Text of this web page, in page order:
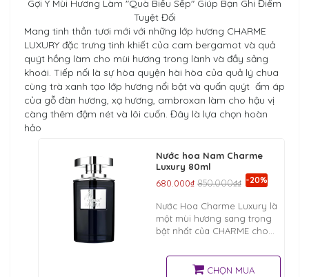
Gợi Ý Mùi Hương Làm "Quà Biếu Sếp" Giúp Bạn Ghi Điểm
Tuyệt Đối
Mang tinh thần tươi mới với những lớp hương CHARME
LUXURY đặc trưng tinh khiết của cam bergamot và quả
quýt hồng làm cho mùi hương trong lành và đầy sảng
khoái. Tiếp nối là sự hòa quyện hài hòa của quả lý chua
cùng trà xanh tạo lớp hương nổi bật và quấn quýt ấm áp
của gỗ đàn hương, xạ hương, ambroxan làm cho hậu vị
càng thêm đậm nét và lôi cuốn. Đây là lựa chọn hoàn
hảo
Nước hoa Nam Charme
Luxury 80ml
680.000₫ 850.000₫₫ -20%
Nước Hoa Charme Luxury là
một mùi hương sang trọng
bật nhất của CHARME cho
giác mát lạnh, sảng khoái và
trầm ấm thật sự mới lạ
CHỌN MUA